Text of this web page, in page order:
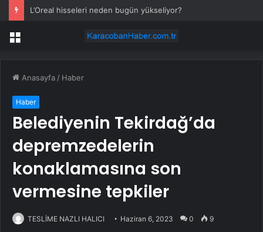
L’Oreal hisseleri neden bugün yükseliyor?
Menü
Anasayfa / Haber
Haber
Belediyenin Tekirdağ’da
depremzedelerin
konaklamasına son
vermesine tepkiler
TESLİME NAZLI HALICI Haziran 6, 2023 0 9